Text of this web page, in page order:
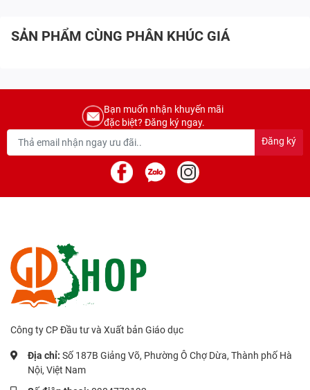
SẢN PHẨM CÙNG PHÂN KHÚC GIÁ
Bạn muốn nhận khuyến mãi
đặc biệt? Đăng ký ngay.
Đăng ký
Công ty CP Đầu tư và Xuất bản Giáo dục
Địa chỉ: Số 187B Giảng Võ, Phường Ô Chợ Dừa, Thành phố Hà
Nội, Việt Nam